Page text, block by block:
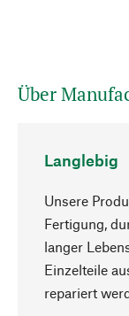
Über
Langlebig
Unsere
Fertigung,
langer
Einzelteile
repariert